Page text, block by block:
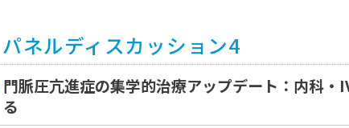
パネルディスカッション4
門脈圧亢進症の集学的治療アップデート：内科・
る